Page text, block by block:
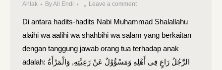
Ahlak ByAli Endi Leave a comment
Di antara hadits-hadits Nabi Muhammad Shalallahu
alaihi wa aalihi wa shahbihi wa salam yang berkaitan
dengan tanggung jawab orang tua terhadap anak
adalah: الرَّجُلُ رَاعٍ فِى أَهْلِهِ وَمَسْؤُوْلٌ عَنْ رَعِيَّتِهِ, وَالْمَرْأَةُ